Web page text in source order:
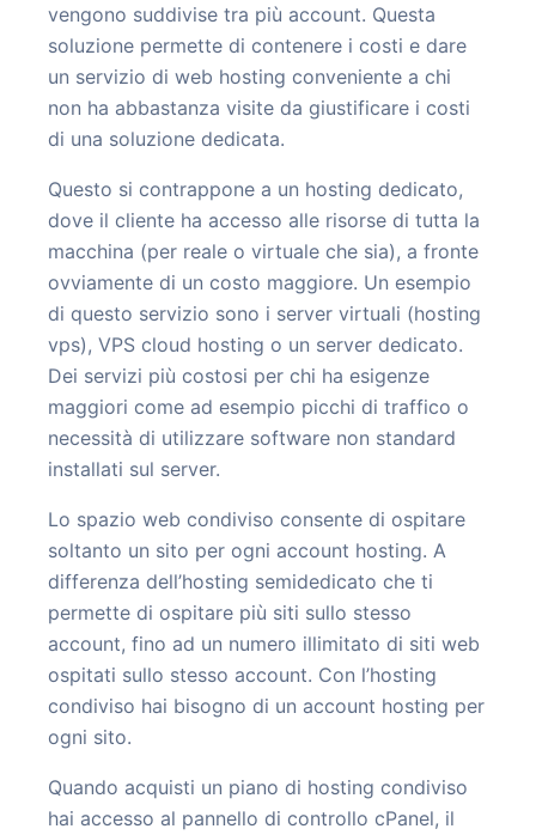
vengono suddivise tra più account. Questa
soluzione permette di contenere i costi e dare
un servizio di web hosting conveniente a chi
non ha abbastanza visite da giustificare i costi
di una soluzione dedicata.
Questo si contrappone a un hosting dedicato,
dove il cliente ha accesso alle risorse di tutta la
macchina (per reale o virtuale che sia), a fronte
ovviamente di un costo maggiore. Un esempio
di questo servizio sono i server virtuali (hosting
vps), VPS cloud hosting o un server dedicato.
Dei servizi più costosi per chi ha esigenze
maggiori come ad esempio picchi di traffico o
necessità di utilizzare software non standard
installati sul server.
Lo spazio web condiviso consente di ospitare
soltanto un sito per ogni account hosting. A
differenza dell’hosting semidedicato che ti
permette di ospitare più siti sullo stesso
account, fino ad un numero illimitato di siti web
ospitati sullo stesso account. Con l’hosting
condiviso hai bisogno di un account hosting per
ogni sito.
Quando acquisti un piano di hosting condiviso
hai accesso al pannello di controllo cPanel, il